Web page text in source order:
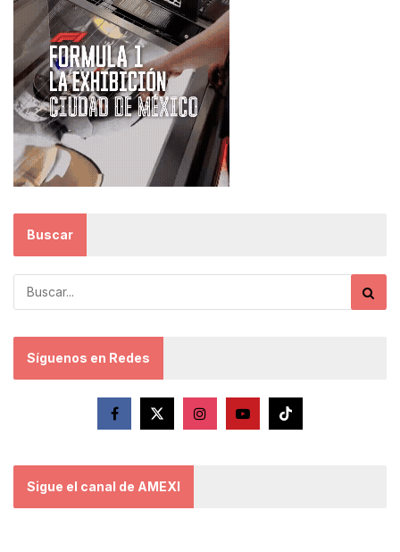
Buscar
Síguenos en Redes
Sigue el canal de AMEXI